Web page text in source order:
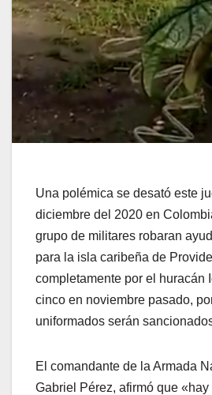
Una polémica se desató este
diciembre del 2020 en
grupo de militares robaran
para la isla caribeña de
completamente por el huracán
cinco en noviembre pasado,
uniformados serán
El comandante de la Armada
Gabriel Pérez, afirmó que «hay